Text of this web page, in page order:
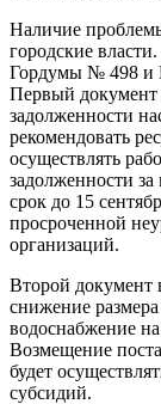
Наличие
городские
Гордумы № 498 и
Первый документ
задолженности
рекомендовать
осуществлять
задолженности
срок до 15
просроченной
организаций.
Второй документ
снижение
водоснабжение
Возмещение
будет
субсидий.